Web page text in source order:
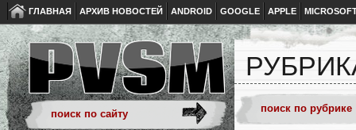
ГЛАВНАЯ АРХИВ НОВОСТЕЙ ANDROID GOOGLE APPLE